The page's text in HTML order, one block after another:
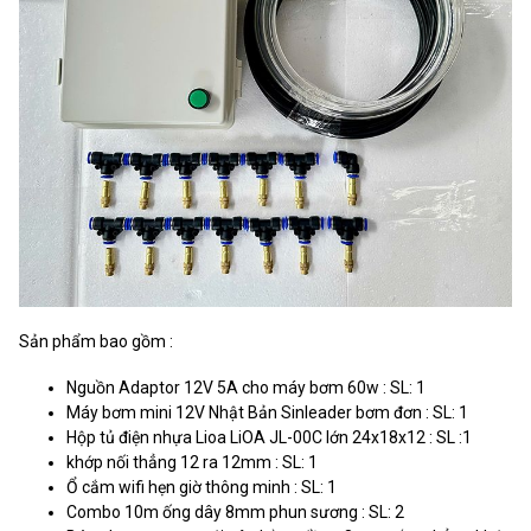
Sản phẩm bao gồm :
Nguồn Adaptor 12V 5A cho máy bơm 60w : SL: 1
Máy bơm mini 12V Nhật Bản Sinleader bơm đơn : SL: 1
Hộp tủ điện nhựa Lioa LiOA JL-00C lớn 24x18x12 : SL :1
khớp nối thẳng 12 ra 12mm : SL: 1
Ổ cắm wifi hẹn giờ thông minh : SL: 1
Combo 10m ống dây 8mm phun sương : SL: 2